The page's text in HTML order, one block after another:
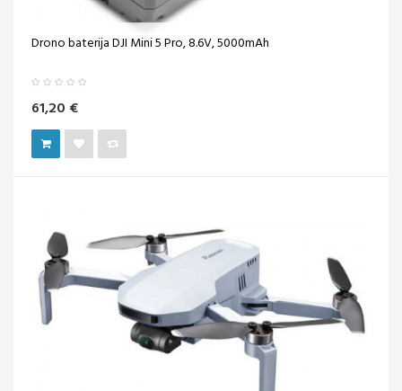
Drono baterija DJI Mini 5 Pro, 8.6V, 5000mAh
61,20 €